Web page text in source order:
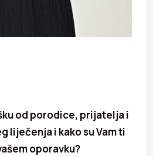
od porodice, prijatelja i
liječenja i kako su Vam ti
oporavku?